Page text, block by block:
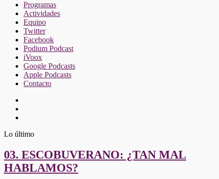
Programas
Actividades
Equipo
Twitter
Facebook
Podium Podcast
iVoox
Google Podcasts
Apple Podcasts
Contacto
Lo último
03. ESCOBUVERANO: ¿TAN MAL
HABLAMOS?